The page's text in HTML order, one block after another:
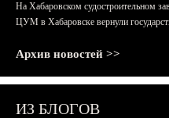
На Хабаровском судостроительном
ЦУМ в Хабаровске вернули
Архив новостей >>
ИЗ БЛОГОВ